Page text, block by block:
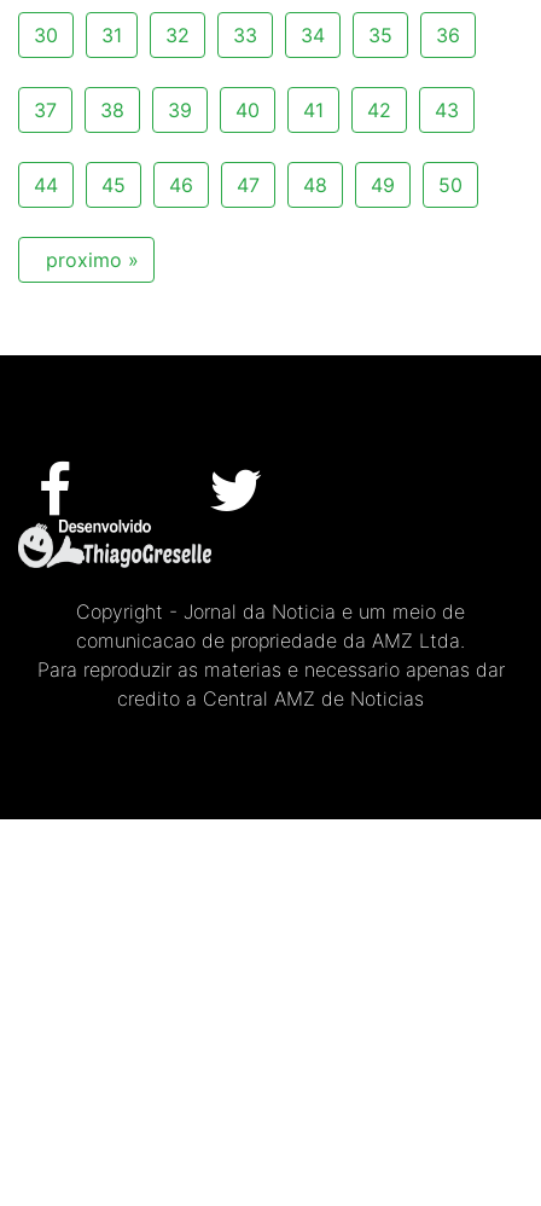
30 31 32 33 34 35 36
37 38 39 40 41 42 43
44 45 46 47 48 49 50
proximo »
Copyright - Jornal da Noticia e um meio de
comunicacao de propriedade da AMZ Ltda.
Para reproduzir as materias e necessario apenas dar
credito a Central AMZ de Noticias